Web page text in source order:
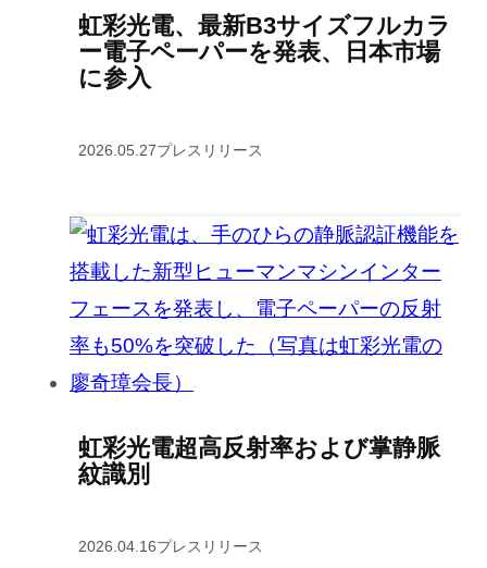
虹彩光電、最新B3サイズフルカラ
ー電子ペーパーを発表、日本市場
に参入
2026.05.27プレスリリース
虹彩光電超高反射率および掌静脈
紋識別
2026.04.16プレスリリース